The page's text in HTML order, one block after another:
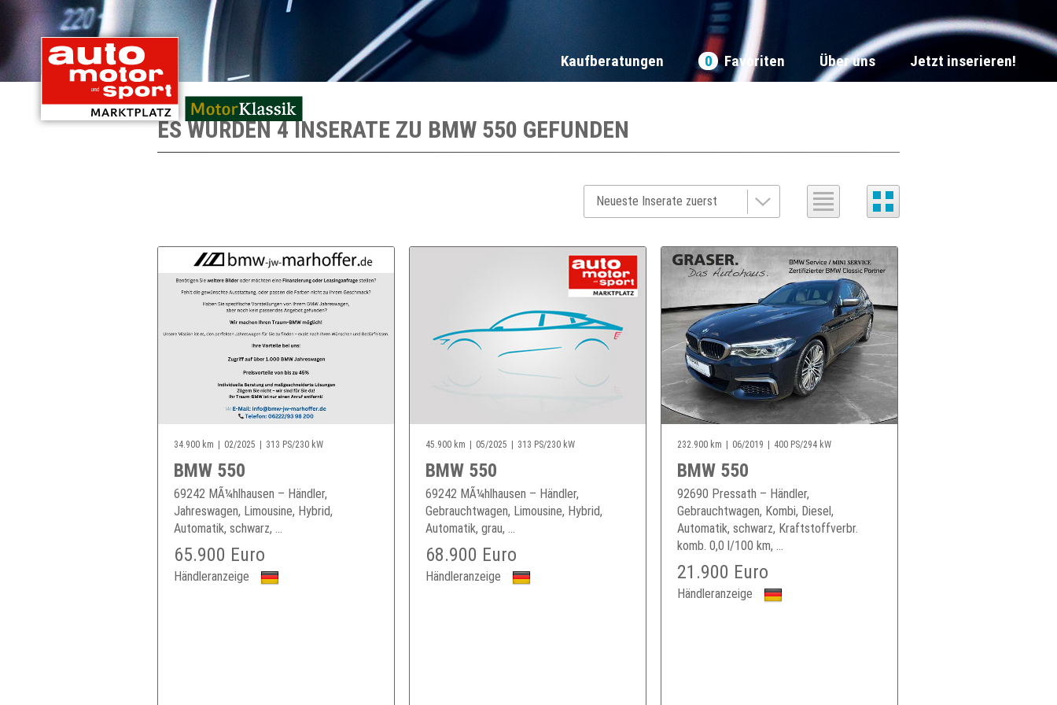
Kaufberatungen 0 Favoriten Über uns Jetzt inserieren!
ES WURDEN 4 INSERATE ZU BMW 550 GEFUNDEN
34.900 km 02/2025 313 PS/230 kW
BMW 550
69242 MÃ¼hlhausen – Händler,
Jahreswagen, Limousine, Hybrid,
Automatik, schwarz, ...
65.900 Euro
Händleranzeige
45.900 km 05/2025 313 PS/230 kW
BMW 550
69242 MÃ¼hlhausen – Händler,
Gebrauchtwagen, Limousine, Hybrid,
Automatik, grau, ...
68.900 Euro
Händleranzeige
232.900 km 06/2019 400 PS/294 kW
BMW 550
92690 Pressath – Händler,
Gebrauchtwagen, Kombi, Diesel,
Automatik, schwarz, Kraftstoffverbr.
komb. 0,0 l/100 km, ...
21.900 Euro
Händleranzeige